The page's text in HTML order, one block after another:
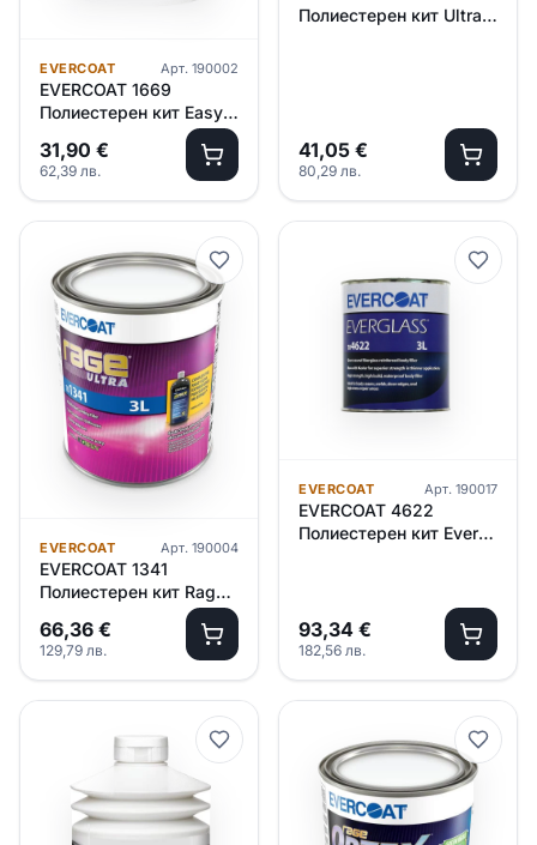
EVERCOAT Арт. 190002
EVERCOAT 1669
Полиестерен кит Easy
Sand /бял/ – 0.880л
31,90 €
62,39 лв.
Полиестерен кит Ultra
41,05 €
80,29 лв.
EVERCOAT Арт. 190004
EVERCOAT 1341
Полиестерен кит Rage
Ultra /бял/ – 3.000л
66,36 €
129,79 лв.
EVERCOAT Арт. 190017
EVERCOAT 4622
Полиестерен кит Ever
93,34 €
182,56 лв.